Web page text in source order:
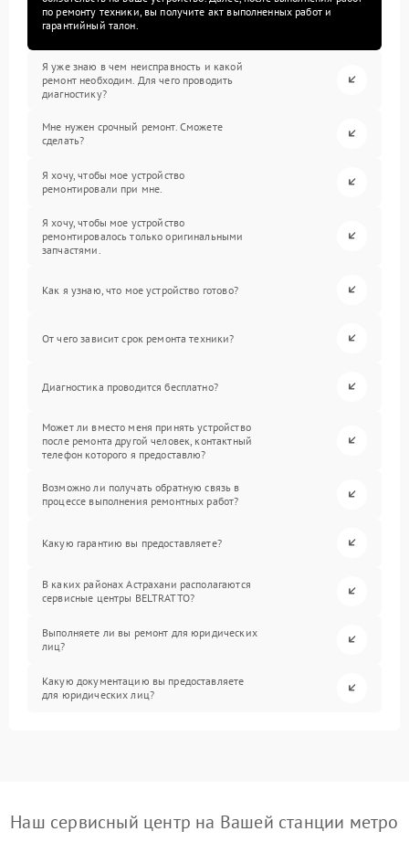
по ремонту техники, вы получите акт выполненных работ и
гарантийный талон.
Я уже знаю в чем неисправность и какой
ремонт необходим. Для чего проводить
диагностику?
Мне нужен срочный ремонт. Сможете
сделать?
Я хочу, чтобы мое устройство
ремонтировали при мне.
Я хочу, чтобы мое устройство
ремонтировалось только оригинальными
запчастями.
Как я узнаю, что мое устройство готово?
От чего зависит срок ремонта техники?
Диагностика проводится бесплатно?
Может ли вместо меня принять устройство
после ремонта другой человек, контактный
телефон которого я предоставлю?
Возможно ли получать обратную связь в
процессе выполнения ремонтных работ?
Какую гарантию вы предоставляете?
В каких районах Астрахани располагаются
сервисные центры BELTRATTO?
Выполняете ли вы ремонт для юридических
лиц?
Какую документацию вы предоставляете
для юридических лиц?
Наш сервисный центр на Вашей станции метро